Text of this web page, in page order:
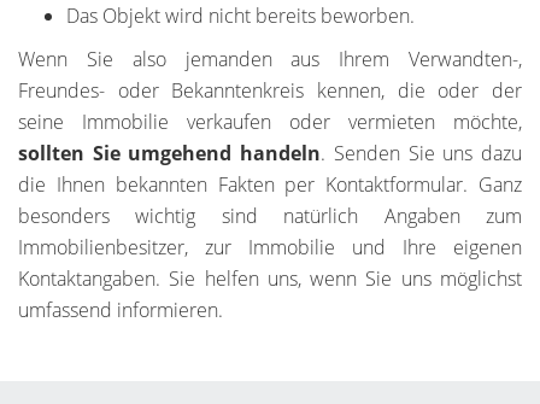
Das Objekt wird nicht bereits beworben.
Wenn Sie also jemanden aus Ihrem Verwandten-,
Freundes- oder Bekanntenkreis kennen, die oder der
seine Immobilie verkaufen oder vermieten möchte,
sollten Sie umgehend handeln. Senden Sie uns dazu
die Ihnen bekannten Fakten per Kontaktformular. Ganz
besonders wichtig sind natürlich Angaben zum
Immobilienbesitzer, zur Immobilie und Ihre eigenen
Kontaktangaben. Sie helfen uns, wenn Sie uns möglichst
umfassend informieren.